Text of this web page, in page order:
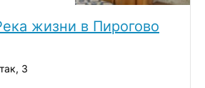
жизни в Пирогово
3